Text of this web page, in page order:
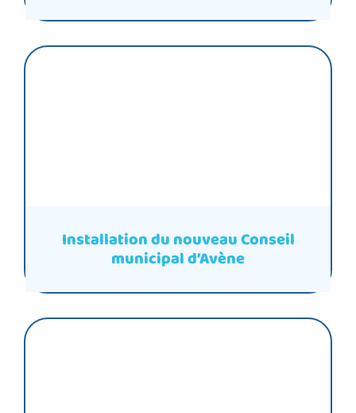
Installation du nouveau Conseil
municipal d’Avène